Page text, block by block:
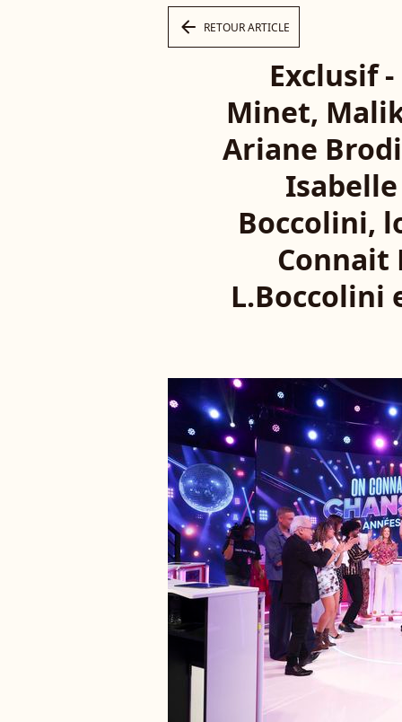
arrow_left RETOUR ARTICLE
Exclusif
Minet,
Ariane
Boccolini,
Connait
L.Boccolini